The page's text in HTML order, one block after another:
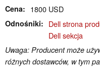
Cena 1800 USD
Odnośniki
Dell strona
Dell sekcja
Uwaga: Producent może
różnych dostawców, w tym